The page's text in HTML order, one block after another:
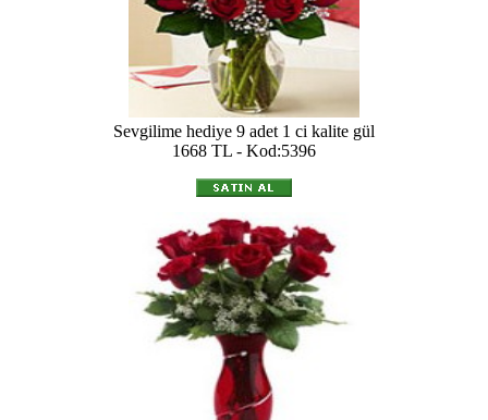
Sevgilime hediye 9 adet 1 ci kalite gül
1668 TL - Kod:5396